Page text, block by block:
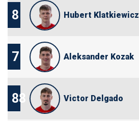
8 Hubert Klatkiewicz
7 Aleksander Kozak
88 Victor Delgado